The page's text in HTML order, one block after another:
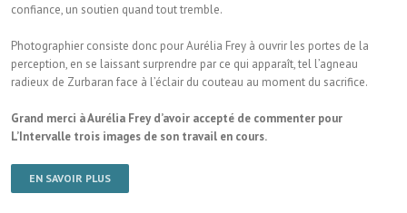
confiance, un soutien quand tout tremble.
Photographier consiste donc pour Aurélia Frey à ouvrir les portes de la
perception, en se laissant surprendre par ce qui apparaît, tel l’agneau
radieux de Zurbaran face à l’éclair du couteau au moment du sacrifice.
Grand merci à Aurélia Frey d’avoir accepté de commenter pour
L’Intervalle trois images de son travail en cours.
EN SAVOIR PLUS